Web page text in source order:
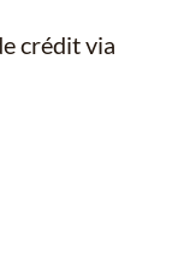
crédit via